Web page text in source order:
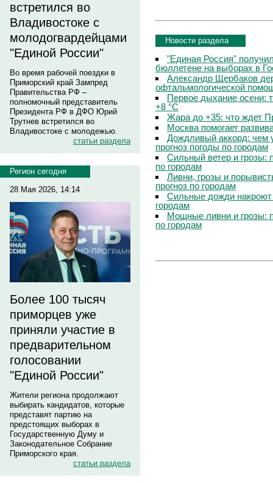
встретился во
Владивостоке с
молодогвардейцами
"Единой России"
Во время рабочей поездки в
Приморский край Зампред
Правительства РФ –
полномочный представитель
Президента РФ в ДФО Юрий
Трутнев встретился во
Владивостоке с молодежью.
статьи раздела
Регион сегодня
28 Мая 2026, 14:14
Более 100 тысяч
приморцев уже
приняли участие в
предварительном
голосовании
"Единой России"
Жители региона продолжают
выбирать кандидатов, которые
представят партию на
предстоящих выборах в
Государственную Думу и
Законодательное Собрание
Приморского края.
статьи раздела
Новости раздела
"Единая Россия"
бюллетене на выборах в
Александр Щербаков
офтальмологической
Первое дыхание осени:
+8 °C
Жара до +35: что ждет
Москва помогает
Дождливый аккорд: чем
прогноз погоды по городам
Сильный ветер и грозы:
по городам
Ливни, грозы и
прогноз по городам
Сильные дожди
городам
Мощные ливни и грозы:
по городам